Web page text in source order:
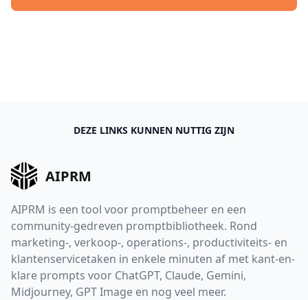
DEZE LINKS KUNNEN NUTTIG ZIJN
AIPRM
AIPRM is een tool voor promptbeheer en een
community-gedreven promptbibliotheek. Rond
marketing-, verkoop-, operations-, productiviteits- en
klantenservicetaken in enkele minuten af met kant-en-
klare prompts voor ChatGPT, Claude, Gemini,
Midjourney, GPT Image en nog veel meer.